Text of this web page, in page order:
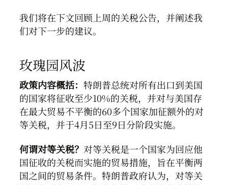
我们将在下文回顾上周的关税公告，并阐述我
们对下一步的建议。
玫瑰园风波
政策内容概括： 特朗普总统对所有出口到美国
的国家将征收至少10%的关税，并对与美国存
在最大贸易不平衡的60多个国家加征额外的对
等关税，并于4月5日至9日分阶段实施。
何谓对等关税？ 对等关税是一个国家为回应他
国征收的关税而实施的贸易措施，旨在平衡两
国之间的贸易条件。特朗普政府认为，对等关